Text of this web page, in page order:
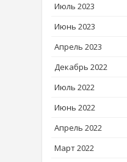
Июль 2023
Июнь 2023
Апрель 2023
Декабрь 2022
Июль 2022
Июнь 2022
Апрель 2022
Март 2022